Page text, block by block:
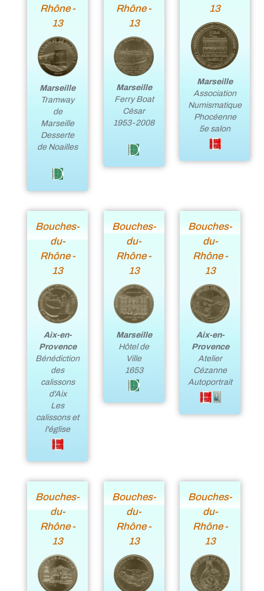
Rhône -
13
Marseille
Tramway
de
Marseille
Desserte
de Noailles
Rhône -
13
Marseille
Ferry Boat
César
1953-2008
13
Marseille
Association
Numismatique
Phocéenne
5e salon
Bouches-
du-
Rhône -
13
Aix-en-
Provence
Bénédiction
des
calissons
d'Aix
Les
calissons et
l'église
Bouches-
du-
Rhône -
13
Marseille
Hôtel de
Ville
1653
Bouches-
du-
Rhône -
13
Aix-en-
Provence
Atelier
Cézanne
Autoportrait
Bouches-
du-
Rhône -
13
Bouches-
du-
Rhône -
13
Bouches-
du-
Rhône -
13